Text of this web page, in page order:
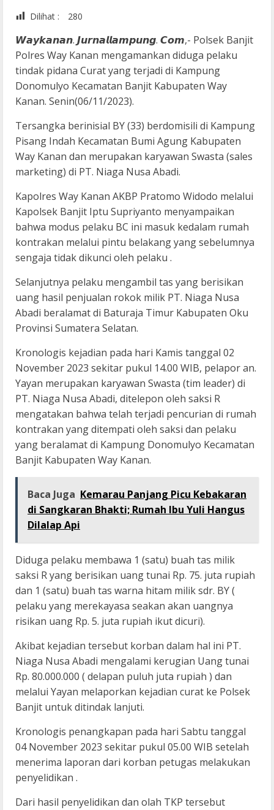
Dilihat :
280
𝙒𝙖𝙮𝙠𝙖𝙣𝙖𝙣. 𝙅𝙪𝙧𝙣𝙖𝙡𝙡𝙖𝙢𝙥𝙪𝙣𝙜. 𝘾𝙤𝙢,- Polsek Banjit
Polres Way Kanan mengamankan diduga pelaku
tindak pidana Curat yang terjadi di Kampung
Donomulyo Kecamatan Banjit Kabupaten Way
Kanan. Senin(06/11/2023).
Tersangka berinisial BY (33) berdomisili di Kampung
Pisang Indah Kecamatan Bumi Agung Kabupaten
Way Kanan dan merupakan karyawan Swasta (sales
marketing) di PT. Niaga Nusa Abadi.
Kapolres Way Kanan AKBP Pratomo Widodo melalui
Kapolsek Banjit Iptu Supriyanto menyampaikan
bahwa modus pelaku BC ini masuk kedalam rumah
kontrakan melalui pintu belakang yang sebelumnya
sengaja tidak dikunci oleh pelaku .
Selanjutnya pelaku mengambil tas yang berisikan
uang hasil penjualan rokok milik PT. Niaga Nusa
Abadi beralamat di Baturaja Timur Kabupaten Oku
Provinsi Sumatera Selatan.
Kronologis kejadian pada hari Kamis tanggal 02
November 2023 sekitar pukul 14.00 WIB, pelapor an.
Yayan merupakan karyawan Swasta (tim leader) di
PT. Niaga Nusa Abadi, ditelepon oleh saksi R
mengatakan bahwa telah terjadi pencurian di rumah
kontrakan yang ditempati oleh saksi dan pelaku
yang beralamat di Kampung Donomulyo Kecamatan
Banjit Kabupaten Way Kanan.
Baca Juga Kemarau Panjang Picu Kebakaran
di Sangkaran Bhakti; Rumah Ibu Yuli Hangus
Dilalap Api
Diduga pelaku membawa 1 (satu) buah tas milik
saksi R yang berisikan uang tunai Rp. 75. juta rupiah
dan 1 (satu) buah tas warna hitam milik sdr. BY (
pelaku yang merekayasa seakan akan uangnya
risikan uang Rp. 5. juta rupiah ikut dicuri).
Akibat kejadian tersebut korban dalam hal ini PT.
Niaga Nusa Abadi mengalami kerugian Uang tunai
Rp. 80.000.000 ( delapan puluh juta rupiah ) dan
melalui Yayan melaporkan kejadian curat ke Polsek
Banjit untuk ditindak lanjuti.
Kronologis penangkapan pada hari Sabtu tanggal
04 November 2023 sekitar pukul 05.00 WIB setelah
menerima laporan dari korban petugas melakukan
penyelidikan .
Dari hasil penyelidikan dan olah TKP tersebut